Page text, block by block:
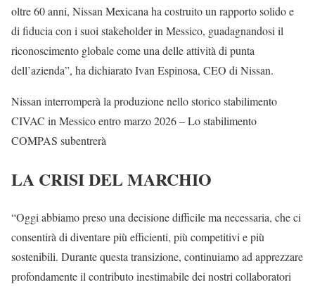
oltre 60 anni, Nissan Mexicana ha costruito un rapporto solido e
di fiducia con i suoi stakeholder in Messico, guadagnandosi il
riconoscimento globale come una delle attività di punta
dell’azienda”, ha dichiarato Ivan Espinosa, CEO di Nissan.
Nissan interromperà la produzione nello storico stabilimento
CIVAC in Messico entro marzo 2026 – Lo stabilimento
COMPAS subentrerà
LA CRISI DEL MARCHIO
“Oggi abbiamo preso una decisione difficile ma necessaria, che ci
consentirà di diventare più efficienti, più competitivi e più
sostenibili. Durante questa transizione, continuiamo ad apprezzare
profondamente il contributo inestimabile dei nostri collaboratori